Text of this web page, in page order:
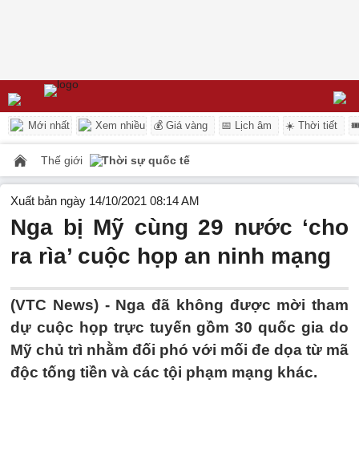
Mới nhất Xem nhiều 💰 Giá vàng 📅 Lịch âm ☀️ Thời tiết
Thế giới Thời sự quốc tế
Xuất bản ngày 14/10/2021 08:14 AM
Nga bị Mỹ cùng 29 nước ‘cho
ra rìa’ cuộc họp an ninh mạng
(VTC News) - Nga đã không được mời tham
dự cuộc họp trực tuyến gồm 30 quốc gia do
Mỹ chủ trì nhằm đối phó với mối đe dọa từ mã
độc tống tiền và các tội phạm mạng khác.